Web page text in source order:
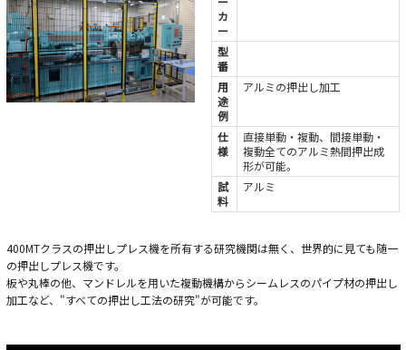
カ
ー
型
番
用
途
例
アルミの押出し加工
仕
様
直接単動・複動、間接単動・
複動全てのアルミ熱間押出成
形が可能。
試
料
アルミ
400MTクラスの押出しプレス機を所有する研究機関は無く、世界的に見ても随一
の押出しプレス機です。
板や丸棒の他、マンドレルを用いた複動機構からシームレスのパイプ材の押出し
加工など、"すべての押出し工法の研究"が可能です。